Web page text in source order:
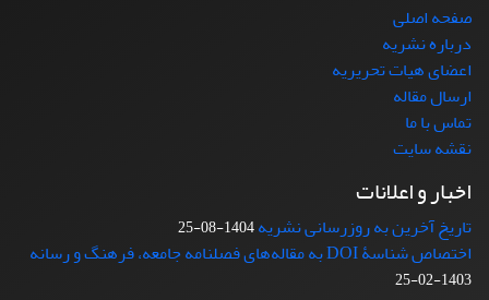
صفحه اصلی
درباره نشریه
اعضای هیات تحریریه
ارسال مقاله
تماس با ما
نقشه سایت
اخبار و اعلانات
تاریخ آخرین به روزرسانی نشریه1404-08-25
اختصاص شناسۀ DOI به مقاله‌های فصلنامه جامعه، فرهنگ و رسانه
1403-02-25